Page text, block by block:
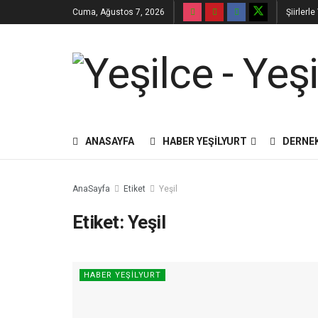
Cuma, Ağustos 7, 2026 Şiirlerle
ANASAYFA HABER YEŞILYURT
AnaSayfa Etiket Yeşil
Etiket: Yeşil
HABER YEŞILYURT